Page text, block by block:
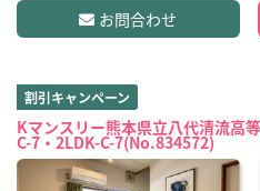
お問合わせ
割引キャンペーン
Kマンスリー熊本県立八代清流高
C-7・2LDK-C-7(No.834572)